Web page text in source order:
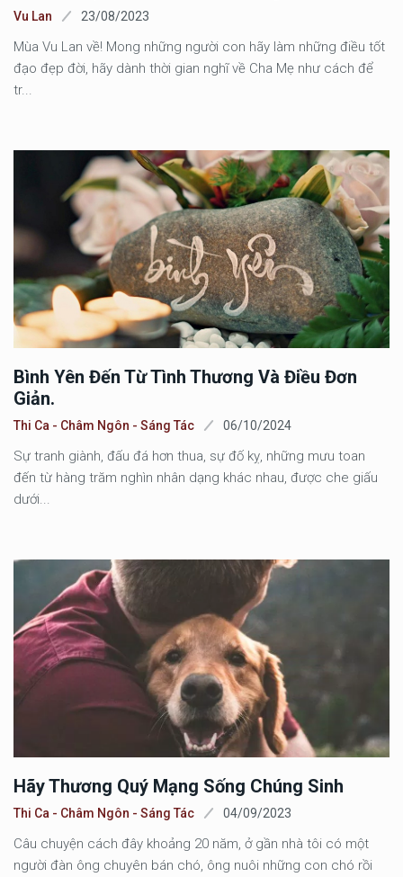
Vu Lan 23/08/2023
Mùa Vu Lan về! Mong những người con hãy làm những điều tốt
đạo đẹp đời, hãy dành thời gian nghĩ về Cha Mẹ như cách để
tr...
Bình Yên Đến Từ Tình Thương Và Điều Đơn
Giản.
Thi Ca - Châm Ngôn - Sáng Tác 06/10/2024
Sự tranh giành, đấu đá hơn thua, sự đố kỵ, những mưu toan
đến từ hàng trăm nghìn nhân dạng khác nhau, được che giấu
dưới...
Hãy Thương Quý Mạng Sống Chúng Sinh
Thi Ca - Châm Ngôn - Sáng Tác 04/09/2023
Câu chuyện cách đây khoảng 20 năm, ở gần nhà tôi có một
người đàn ông chuyên bán chó, ông nuôi những con chó rồi